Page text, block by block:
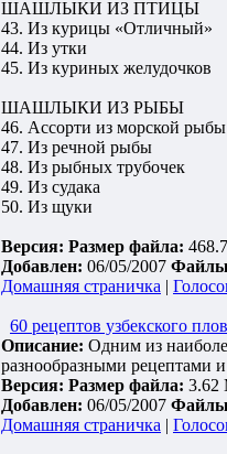
ШАШЛЫКИ ИЗ ПТИЦЫ
43. Из курицы «Отличный»
44. Из утки
45. Из куриных желудочков
ШАШЛЫКИ ИЗ РЫБЫ
46. Ассорти из морской рыбы
47. Из речной рыбы
48. Из рыбных трубочек
49. Из судака
50. Из щуки
Версия: Размер файла:
Добавлен: 06/05/2007
Домашняя страничка |
60 рецептов узбекского
Описание: Одним из
разнообразными рецептами
Версия: Размер файла: 3.62
Добавлен: 06/05/2007
Домашняя страничка |